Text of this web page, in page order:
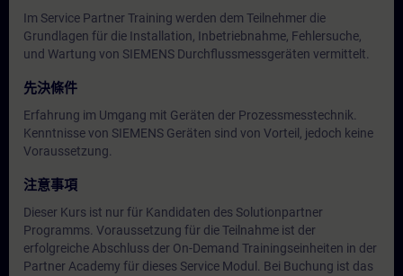
Im Service Partner Training werden dem Teilnehmer die
Grundlagen für die Installation, Inbetriebnahme, Fehlersuche,
und Wartung von SIEMENS Durchflussmessgeräten vermittelt.
先決條件
Erfahrung im Umgang mit Geräten der Prozessmesstechnik.
Kenntnisse von SIEMENS Geräten sind von Vorteil, jedoch keine
Voraussetzung.
注意事項
Dieser Kurs ist nur für Kandidaten des Solutionpartner
Programms. Voraussetzung für die Teilnahme ist der
erfolgreiche Abschluss der On-Demand Trainingseinheiten in der
Partner Academy für dieses Service Modul. Bei Buchung ist das